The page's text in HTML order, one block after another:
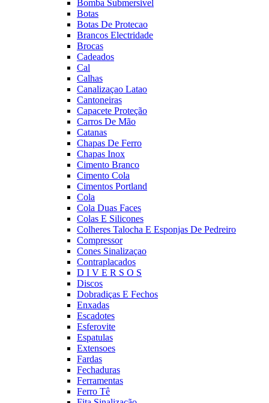
Bomba Submersivel
Botas
Botas De Protecao
Brancos Electridade
Brocas
Cadeados
Cal
Calhas
Canalizaçao Latao
Cantoneiras
Capacete Proteção
Carros De Mão
Catanas
Chapas De Ferro
Chapas Inox
Cimento Branco
Cimento Cola
Cimentos Portland
Cola
Cola Duas Faces
Colas E Silicones
Colheres Talocha E Esponjas De Pedreiro
Compressor
Cones Sinalizaçao
Contraplacados
D I V E R S O S
Discos
Dobradiças E Fechos
Enxadas
Escadotes
Esferovite
Espatulas
Extensoes
Fardas
Fechaduras
Ferramentas
Ferro Tê